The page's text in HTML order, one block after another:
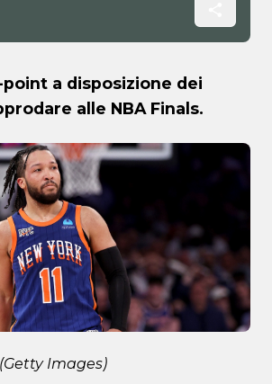
a disposizione dei
alle NBA Finals.
Images)